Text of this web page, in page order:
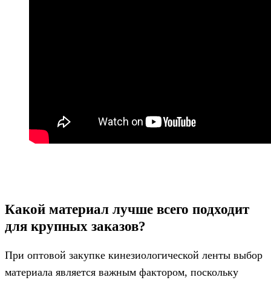
Какой материал лучше всего подходит
для крупных заказов?
При оптовой закупке кинезиологической ленты выбор
материала является важным фактором, поскольку